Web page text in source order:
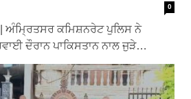
0
ਅੰਮ੍ਰਿਤਸਰ ਕਮਿਸ਼ਨਰੇਟ ਪੁਲਿਸ ਨੇ
ਦੌਰਾਨ ਪਾਕਿਸਤਾਨ ਨਾਲ ਜੁੜੇ…